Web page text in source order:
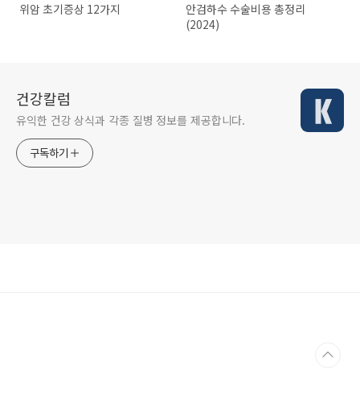
위암 초기증상 12가지
안검하수 수술비용 총정리
(2024)
건강칼럼
유익한 건강 상식과 각종 질병 정보를 제공합니다.
구독하기